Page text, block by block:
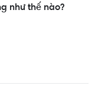
như thế nào?